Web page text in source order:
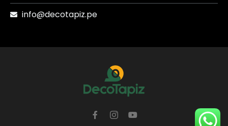
info@decotapiz.pe